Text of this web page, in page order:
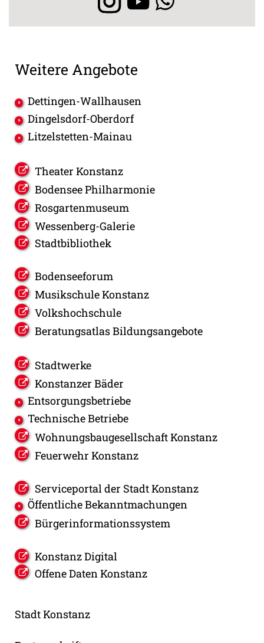
Weitere Angebote
Dettingen-Wallhausen
Dingelsdorf-Oberdorf
Litzelstetten-Mainau
Theater Konstanz
Bodensee Philharmonie
Rosgartenmuseum
Wessenberg-Galerie
Stadtbibliothek
Bodenseeforum
Musikschule Konstanz
Volkshochschule
Beratungsatlas Bildungsangebote
Stadtwerke
Konstanzer Bäder
Entsorgungsbetriebe
Technische Betriebe
Wohnungsbaugesellschaft Konstanz
Feuerwehr Konstanz
Serviceportal der Stadt Konstanz
Öffentliche Bekanntmachungen
Bürgerinformationssystem
Konstanz Digital
Offene Daten Konstanz
Stadt Konstanz